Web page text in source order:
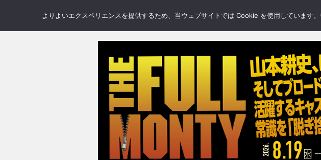
NEWS REVIEWS GALLERY BLOGS FEATURE
よりよいエクスペリエンスを提供するため、当ウェブサイトでは Cookie を使用しています